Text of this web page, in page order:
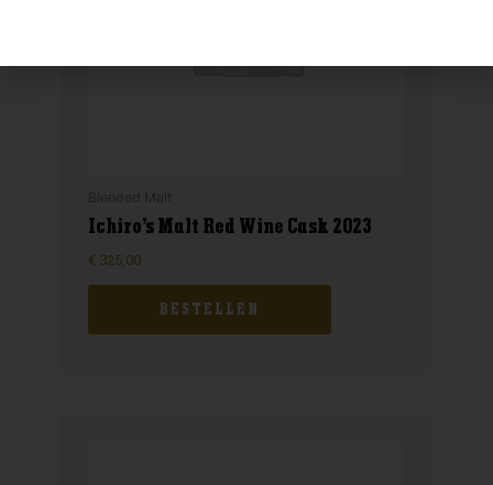
Ichiro’s Malt Red Wine Cask 2023
€325,00
BESTELLEN